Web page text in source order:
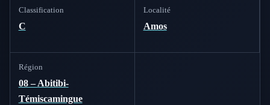
Classification
C
Localité
Amos
Région
08 – Abitibi-
Témiscamingue